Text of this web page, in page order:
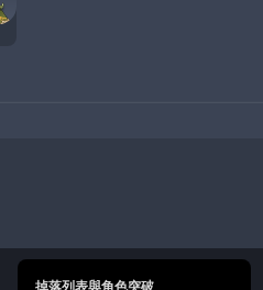
掉落列表與角色突破